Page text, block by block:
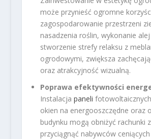
może przynieść ogromne
zagospodarowanie przestrzeni
nasadzenia roślin, wykonanie
stworzenie strefy relaksu z
ogrodowymi, zwiększa
oraz atrakcyjność wizualną.
Poprawa efektywności
Instalacja paneli
okien na energooszczędne oraz
budynku mogą obniżyć rachunki
przyciągnąć nabywców